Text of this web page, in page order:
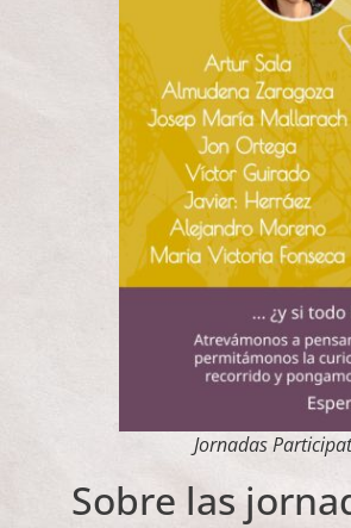
Jornadas
Sobre las